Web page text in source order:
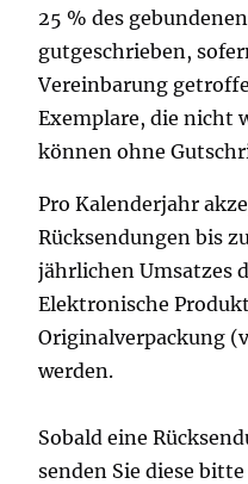
25 % des
gutgeschrieben,
Vereinbarung
Exemplare, die nicht
können ohne
Pro Kalenderjahr
Rücksendungen bis
jährlichen Umsatzes
Elektronische
Originalverpackung
werden.
Sobald eine
senden Sie diese bitte